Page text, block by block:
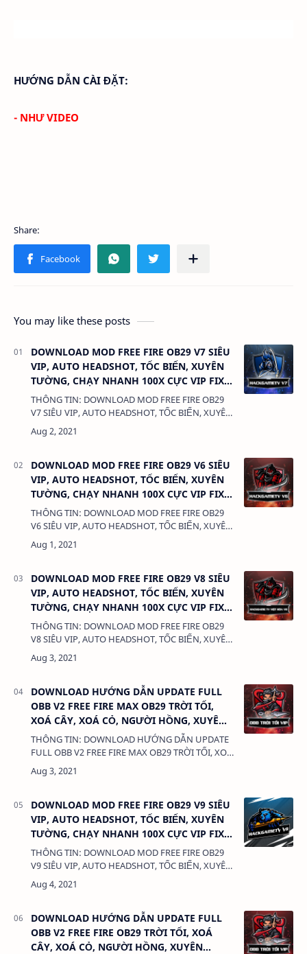
HƯỚNG DẪN CÀI ĐẶT:
- NHƯ VIDEO
You may like these posts
DOWNLOAD MOD FREE FIRE OB29 V7 SIÊU
VIP, AUTO HEADSHOT, TỐC BIẾN, XUYÊN
TƯỜNG, CHẠY NHANH 100X CỰC VIP FIX
LỖI KHÓA ID, KHÔNG KHÓA ACC
THÔNG TIN: DOWNLOAD MOD FREE FIRE OB29
V7 SIÊU VIP, AUTO HEADSHOT, TỐC BIẾN, XUYÊN
TƯỜNG, CHẠY NHANH 100X CỰC VIP FIX LỖI
KHÓA ID, KHÔNG KHÓA ACC DUNG LƯỢNG:
DOWNLOAD MOD FREE FIRE OB29 V6 SIÊU
VIP, AUTO HEADSHOT, TỐC BIẾN, XUYÊN
TƯỜNG, CHẠY NHANH 100X CỰC VIP FIX
LỖI KHÓA ID, KHÔNG KHÓA ACC
THÔNG TIN: DOWNLOAD MOD FREE FIRE OB29
V6 SIÊU VIP, AUTO HEADSHOT, TỐC BIẾN, XUYÊN
TƯỜNG, CHẠY NHANH 100X CỰC VIP FIX LỖI
KHÓA ID, KHÔNG KHÓA ACC DUNG LƯỢNG:
DOWNLOAD MOD FREE FIRE OB29 V8 SIÊU
VIP, AUTO HEADSHOT, TỐC BIẾN, XUYÊN
TƯỜNG, CHẠY NHANH 100X CỰC VIP FIX
LỖI KHÓA ID, KHÔNG KHÓA ACC
THÔNG TIN: DOWNLOAD MOD FREE FIRE OB29
V8 SIÊU VIP, AUTO HEADSHOT, TỐC BIẾN, XUYÊN
TƯỜNG, CHẠY NHANH 100X CỰC VIP FIX LỖI
KHÓA ID, KHÔNG KHÓA ACC DUNG LƯỢNG:
DOWNLOAD HƯỚNG DẪN UPDATE FULL
OBB V2 FREE FIRE MAX OB29 TRỜI TỐI,
XOÁ CÂY, XOÁ CỎ, NGƯỜI HỒNG, XUYÊN
TƯỜNG, HỖ TRỢ LEO RANK CỰC VIP,
ANTIBAN 💯%
THÔNG TIN: DOWNLOAD HƯỚNG DẪN UPDATE
FULL OBB V2 FREE FIRE MAX OB29 TRỜI TỐI, XOÁ
CÂY, XOÁ CỎ, NGƯỜI HỒNG, XUYÊN TƯỜNG, HỖ
TRỢ LEO RANK CỰC VIP, ANTIBAN 💯% DUNG
DOWNLOAD MOD FREE FIRE OB29 V9 SIÊU
VIP, AUTO HEADSHOT, TỐC BIẾN, XUYÊN
TƯỜNG, CHẠY NHANH 100X CỰC VIP FIX
LỖI KHÓA ID, KHÔNG KHÓA ACC
THÔNG TIN: DOWNLOAD MOD FREE FIRE OB29
V9 SIÊU VIP, AUTO HEADSHOT, TỐC BIẾN, XUYÊN
TƯỜNG, CHẠY NHANH 100X CỰC VIP FIX LỖI
KHÓA ID, KHÔNG KHÓA ACC DUNG LƯỢNG:
DOWNLOAD HƯỚNG DẪN UPDATE FULL
OBB V2 FREE FIRE OB29 TRỜI TỐI, XOÁ
CÂY, XOÁ CỎ, NGƯỜI HỒNG, XUYÊN